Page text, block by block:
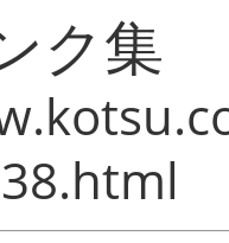
ク集